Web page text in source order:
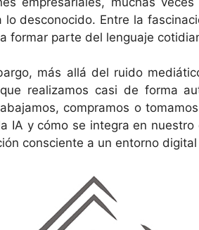
lo desconocido. Entre la
formar parte del lenguaje
más allá del ruido
realizamos casi de forma
compramos o
IA y cómo se integra en
consciente a un entorno